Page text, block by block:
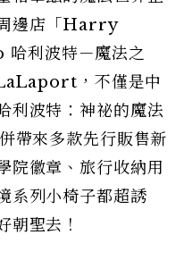
邊店「Harry
利波特－魔法之
，不僅是中
利波特：神祕的魔法
帶來多款先行販售新
院徽章、旅行收納用
系列小椅子都超誘
朝聖去！